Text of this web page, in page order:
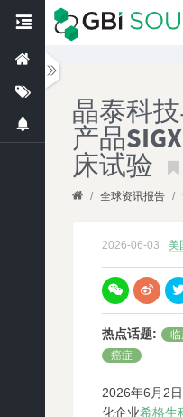
晶泰科
产品
床试验
/ 全球资讯报告 /
2026-06-03 美
热点话题: 临
癌症
2026年6月2
化企业希格生